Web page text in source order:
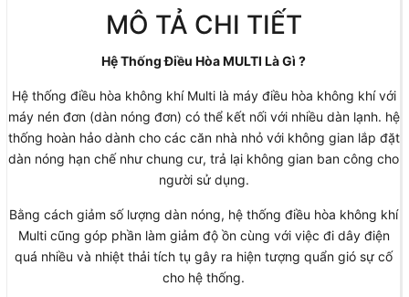
MÔ TẢ CHI TIẾT
Hệ Thống Điều Hòa MULTI Là Gì ?
Hệ thống điều hòa không khí Multi là máy điều hòa không khí với
máy nén đơn (dàn nóng đơn) có thể kết nối với nhiều dàn lạnh. hệ
thống hoàn hảo dành cho các căn nhà nhỏ với không gian lắp đặt
dàn nóng hạn chế như chung cư, trả lại không gian ban công cho
người sử dụng.
Bằng cách giảm số lượng dàn nóng, hệ thống điều hòa không khí
Multi cũng góp phần làm giảm độ ồn cùng với việc đi dây điện
quá nhiều và nhiệt thải tích tụ gây ra hiện tượng quẩn gió sự cố
cho hệ thống.